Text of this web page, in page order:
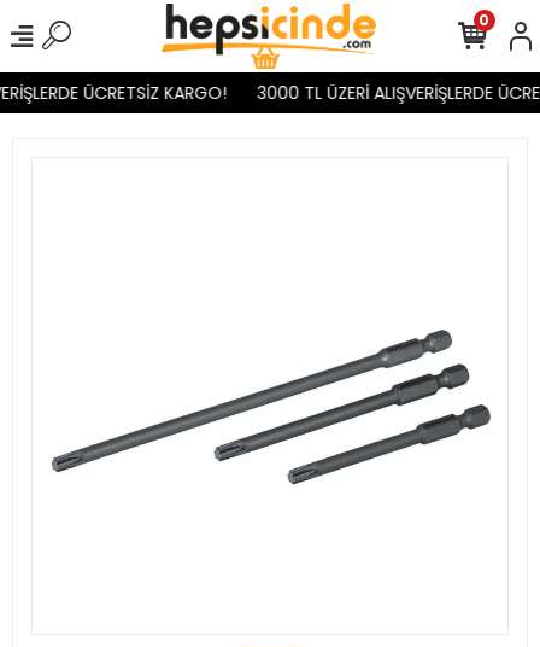
ÜCRETSİZ KARGO! 3000 TL ÜZERİ ALIŞVERİŞLERDE
0